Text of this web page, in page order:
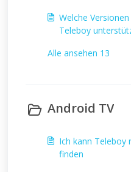
Welche
Teleboy
Alle ansehen 13
Android TV
Ich kann Teleboy
finden